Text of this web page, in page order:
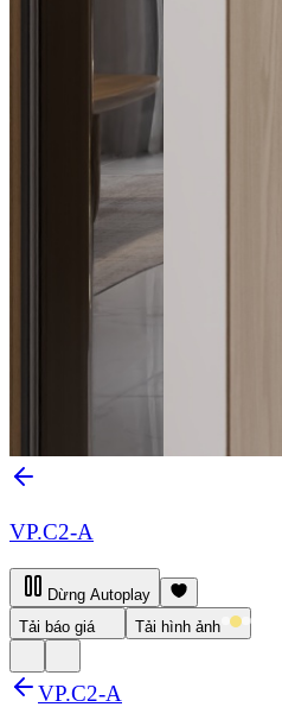
VP.C2-A
Dừng Autoplay
Tải báo giá
Tải hình ảnh
VP.C2-A